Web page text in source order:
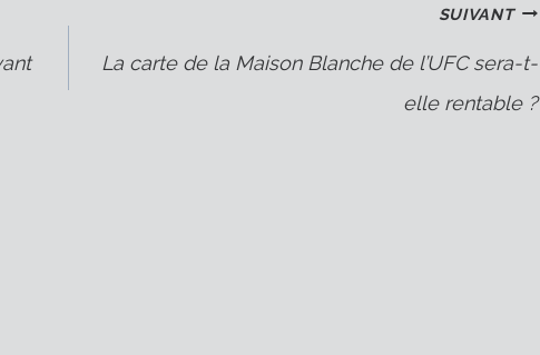
SUIVANT
La carte de la Maison Blanche de l’UFC sera-t-
elle rentable ?